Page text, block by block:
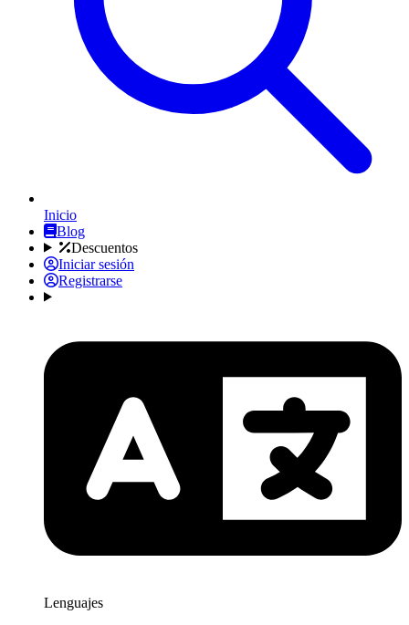
Inicio
Blog
Descuentos
Iniciar sesión
Registrarse
Lenguajes